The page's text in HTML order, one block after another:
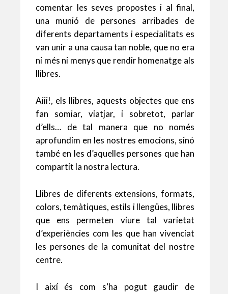
comentar les seves propostes i al final,
una munió de persones arribades de
diferents departaments i especialitats es
van unir a una causa tan noble, que no era
ni més ni menys que rendir homenatge als
llibres.
Aiii!, els llibres, aquests objectes que ens
fan somiar, viatjar, i sobretot, parlar
d’ells… de tal manera que no només
aprofundim en les nostres emocions, sinó
també en les d’aquelles persones que han
compartit la nostra lectura.
Llibres de diferents extensions, formats,
colors, temàtiques, estils i llengües, llibres
que ens permeten viure tal varietat
d’experiències com les que han vivenciat
les persones de la comunitat del nostre
centre.
I així és com s’ha pogut gaudir de